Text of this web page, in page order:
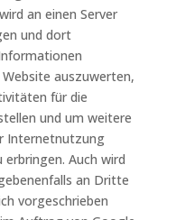
an einen Server
und dort
auszuwerten,
für die
und um weitere
Internetnutzung
Auch wird
an Dritte
vorgeschrieben